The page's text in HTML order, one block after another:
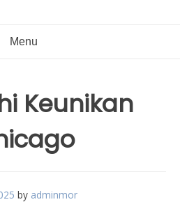
Menu
Keunikan
by adminmor